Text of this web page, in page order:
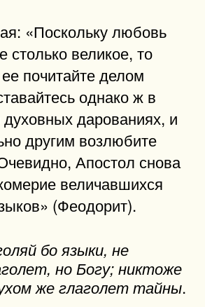
«Поскольку любовь
столько великое, то
почитайте делом
однако ж в
дарованиях, и
другим возлюбите
Апостол снова
величавшихся
(Феодорит).
бо языки, не
но Богу; никтоже
же глаголет тайны.